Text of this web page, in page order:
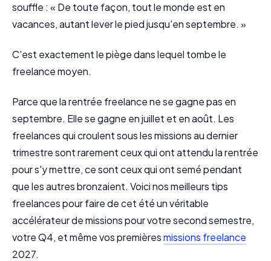
souffle : « De toute façon, tout le monde est en
vacances, autant lever le pied jusqu'en septembre. »
C'est exactement le piège dans lequel tombe le
freelance moyen.
Parce que la rentrée freelance ne se gagne pas en
septembre. Elle se gagne en juillet et en août. Les
freelances qui croulent sous les missions au dernier
trimestre sont rarement ceux qui ont attendu la rentrée
pour s'y mettre, ce sont ceux qui ont semé pendant
que les autres bronzaient. Voici nos meilleurs tips
freelances pour faire de cet été un véritable
accélérateur de missions pour votre second semestre,
votre Q4, et même vos premièresmissions freelance
2027.